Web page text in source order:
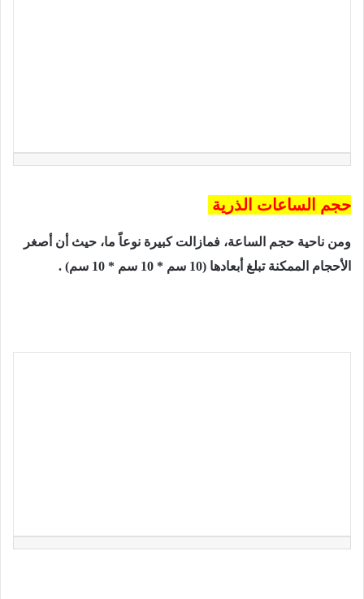
حجم الساعات الذرية
ومن ناحية حجم الساعة، فمازالت كبيرة نوعاً ما، حيث أن أصغر
الأحجام الممكنة تبلغ أبعادها ‏‏(10 سم * 10 سم * 10 سم) .‏